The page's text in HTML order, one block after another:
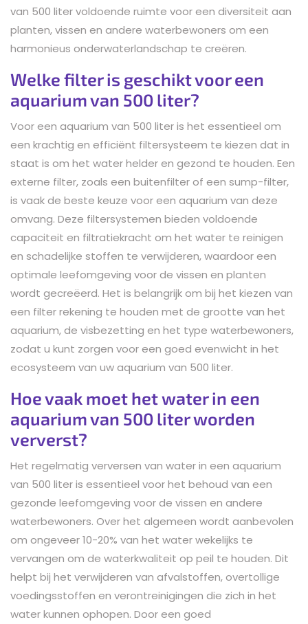
van 500 liter voldoende ruimte voor een diversiteit aan
planten, vissen en andere waterbewoners om een
harmonieus onderwaterlandschap te creëren.
Welke filter is geschikt voor een
aquarium van 500 liter?
Voor een aquarium van 500 liter is het essentieel om
een krachtig en efficiënt filtersysteem te kiezen dat in
staat is om het water helder en gezond te houden. Een
externe filter, zoals een buitenfilter of een sump-filter,
is vaak de beste keuze voor een aquarium van deze
omvang. Deze filtersystemen bieden voldoende
capaciteit en filtratiekracht om het water te reinigen
en schadelijke stoffen te verwijderen, waardoor een
optimale leefomgeving voor de vissen en planten
wordt gecreëerd. Het is belangrijk om bij het kiezen van
een filter rekening te houden met de grootte van het
aquarium, de visbezetting en het type waterbewoners,
zodat u kunt zorgen voor een goed evenwicht in het
ecosysteem van uw aquarium van 500 liter.
Hoe vaak moet het water in een
aquarium van 500 liter worden
ververst?
Het regelmatig verversen van water in een aquarium
van 500 liter is essentieel voor het behoud van een
gezonde leefomgeving voor de vissen en andere
waterbewoners. Over het algemeen wordt aanbevolen
om ongeveer 10-20% van het water wekelijks te
vervangen om de waterkwaliteit op peil te houden. Dit
helpt bij het verwijderen van afvalstoffen, overtollige
voedingsstoffen en verontreinigingen die zich in het
water kunnen ophopen. Door een goed